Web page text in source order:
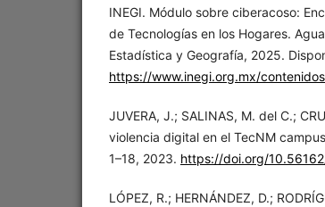
INEGI. Módulo sobre ciberacoso:
de Tecnologías en los Hogares.
Estadística y Geografía, 2025.
https://www.inegi.org.mx/
JUVERA, J.; SALINAS, M. del C.;
violencia digital en el TecNM
1–18, 2023. https://doi.org/
LÓPEZ, R.; HERNÁNDEZ, D.;